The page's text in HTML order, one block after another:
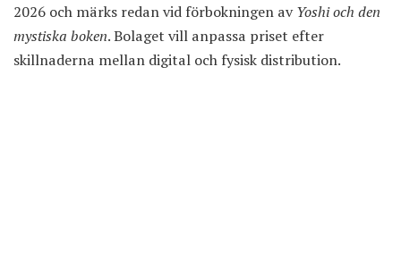
2026 och märks redan vid förbokningen avYoshi och den
mystiska boken. Bolaget vill anpassa priset efter
skillnaderna mellan digital och fysisk distribution.